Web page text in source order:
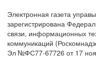
Электронная газета
зарегистрирована
связи, информационных
коммуникаций
Эл №ФС77-67726 от 17